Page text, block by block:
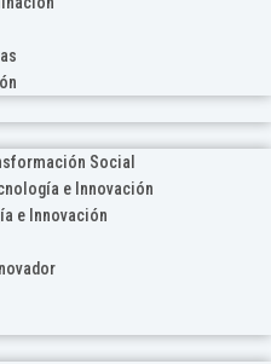
Social
e Innovación
e Innovación